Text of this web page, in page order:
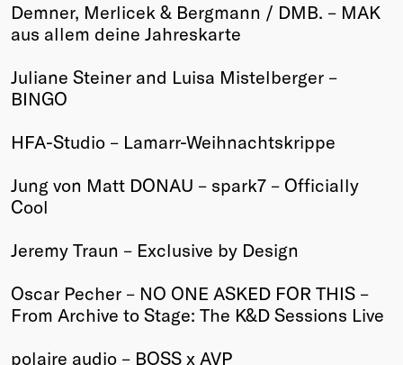
TBD
Upcoming
Past
Membership
Members
Young Creatives
2026
Past
Demner, Merlicek & Bergmann / DMB. – MAK
aus allem deine Jahreskarte
Juliane Steiner and Luisa Mistelberger –
BINGO
HFA-Studio – Lamarr-Weihnachtskrippe
Jung von Matt DONAU – spark7 – Officially
Cool
Jeremy Traun – Exclusive by Design
Oscar Pecher – NO ONE ASKED FOR THIS –
From Archive to Stage: The K&D Sessions Live
polaire audio – BOSS x AVP